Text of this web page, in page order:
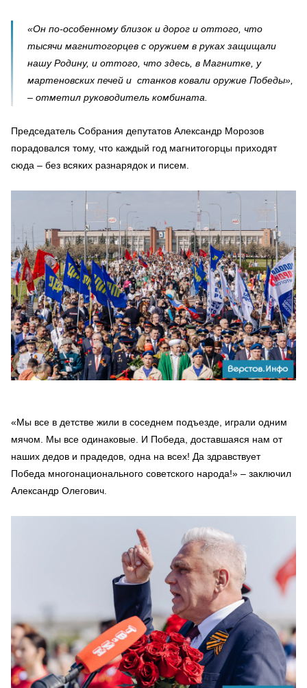
«Он по-особенному близок и дорог и оттого, что
тысячи магнитогорцев с оружием в руках защищали
нашу Родину, и оттого, что здесь, в Магнитке, у
мартеновских печей и станков ковали оружие Победы»,
– отметил руководитель комбината.
Председатель Собрания депутатов Александр Морозов
порадовался тому, что каждый год магнитогорцы приходят
сюда – без всяких разнарядок и писем.
«Мы все в детстве жили в соседнем подъезде, играли одним
мячом. Мы все одинаковые. И Победа, доставшаяся нам от
наших дедов и прадедов, одна на всех! Да здравствует
Победа многонационального советского народа!» – заключил
Александр Олегович.